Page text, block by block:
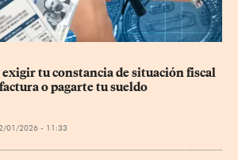
exigir tu constancia de situación fiscal
o pagarte tu sueldo
01/2026 - 11:33